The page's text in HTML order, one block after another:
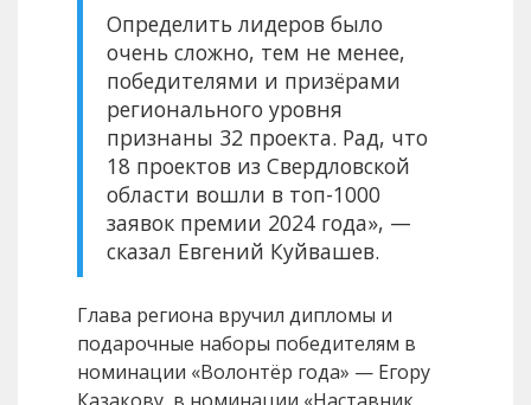
Определить лидеров было
очень сложно, тем не менее,
победителями и призёрами
регионального уровня
признаны 32 проекта. Рад, что
18 проектов из Свердловской
области вошли в топ-1000
заявок премии 2024 года», —
сказал Евгений Куйвашев.
Глава региона вручил дипломы и
подарочные наборы победителям в
номинации «Волонтёр года» — Егору